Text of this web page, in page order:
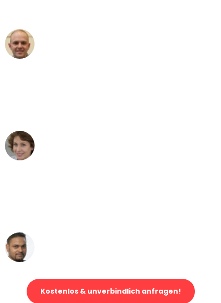
Kostenlos & unverbindlich anfragen!